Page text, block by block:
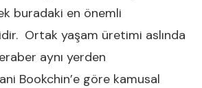
buradaki en önemli
Ortak yaşam üretimi aslında
aynı yerden
Bookchin’e göre kamusal